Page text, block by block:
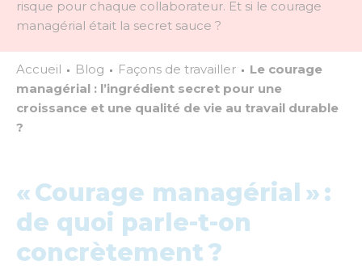
risque pour chaque collaborateur. Et si le courage
managérial était la secret sauce ?
Accueil Blog Façons de travailler
Le courage
managérial : l’ingrédient secret pour une
croissance et une qualité de vie au travail durable
?
« Courage managérial » :
de quoi parle-t-on
concrètement ?